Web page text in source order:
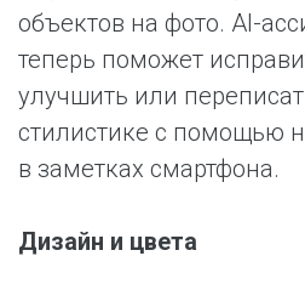
объектов на фото. AI-
теперь поможет
улучшить или
стилистике с помощью
в заметках смартфона.
Дизайн и цвета